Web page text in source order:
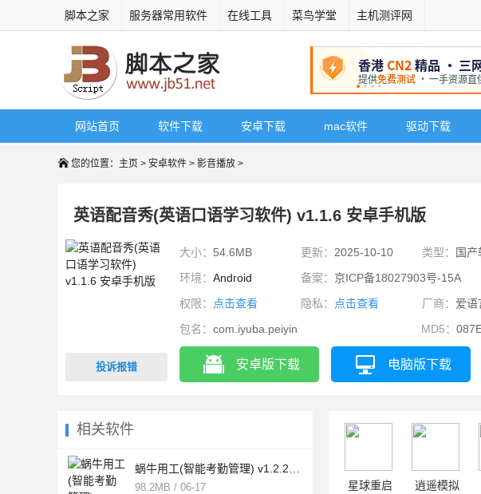
脚本之家 服务器常用软件 在线工具 菜鸟学堂 主机测评网
网站首页 软件下载 安卓下载 mac软件 驱动下载
您的位置： 主页 > 安卓软件 > 影音播放 >
英语配音秀(英语口语学习软件) v1.1.6 安卓手机版
投诉报错
大小： 54.6MB 更新： 2025-10-10 类型： 国产
环境： Android 备案： 京ICP备18027903号-15A
权限：
点击查看 隐私： 点击查看 厂商： 爱语
包名： com.iyuba.peiyin MD5：
安卓版下载 电脑版下载
相关软件
98.2MB / 06-17 星球重启
逍遥模拟